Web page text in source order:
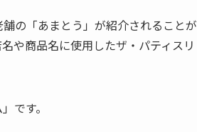
の「あまとう」が紹介されることが
や商品名に使用したザ・パティスリ
です。